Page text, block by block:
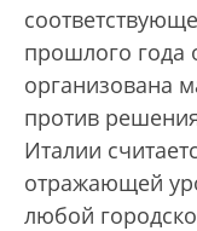
прошлого года
организована
против
Италии
отражающей
любой